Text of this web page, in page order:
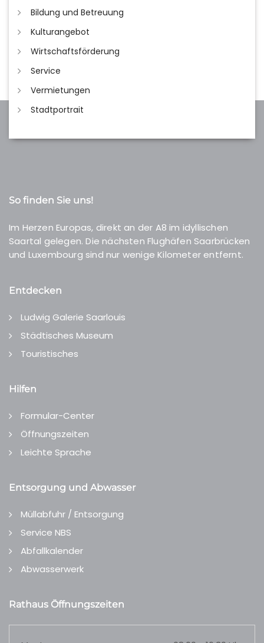
Bildung und Betreuung
Kulturangebot
Wirtschaftsförderung
Service
Vermietungen
Stadtportrait
So finden Sie uns!
Im Herzen Europas, direkt an der A8 im idyllischen
Saartal gelegen. Die nächsten Flughäfen Saarbrücken
und Luxembourg sind nur wenige Kilometer entfernt.
Entdecken
Ludwig Galerie Saarlouis
Städtisches Museum
Touristisches
Hilfen
Formular-Center
Öffnungszeiten
Leichte Sprache
Entsorgung und Abwasser
Müllabfuhr / Entsorgung
Service NBS
Abfallkalender
Abwasserwerk
Rathaus Öffnungszeiten